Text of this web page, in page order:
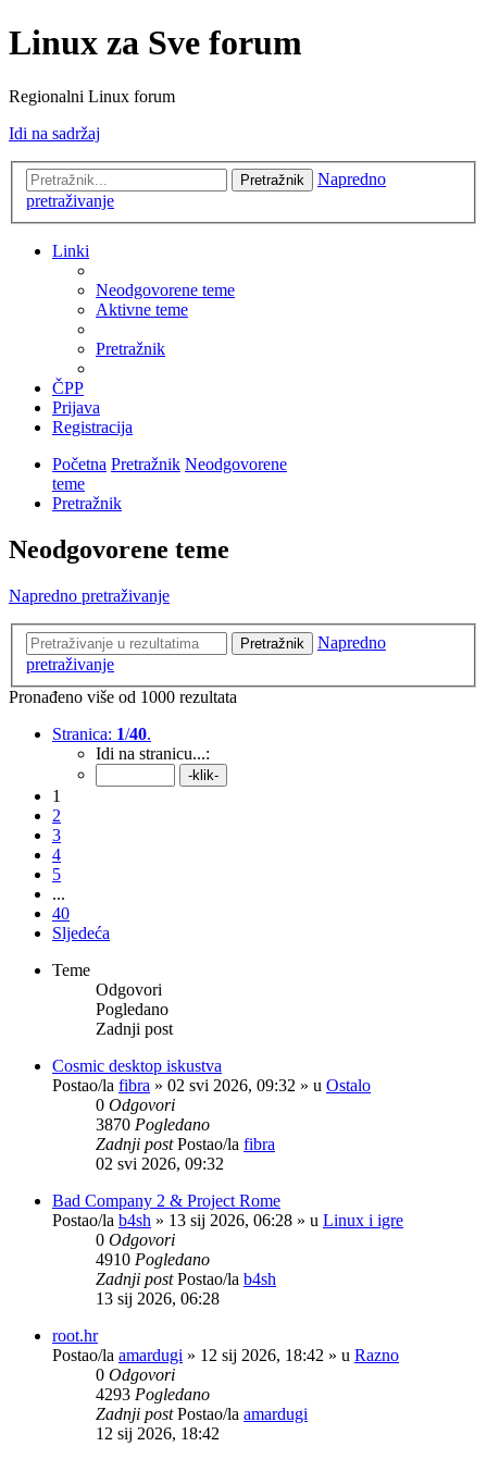
Linux za Sve forum
Regionalni Linux forum
Idi na sadržaj
Pretražnik
Napredno
pretraživanje
Linki
Neodgovorene teme
Aktivne teme
Pretražnik
ČPP
Prijava
Registracija
Početna Pretražnik Neodgovorene
teme
Pretražnik
Neodgovorene teme
Napredno pretraživanje
Pretražnik
Napredno
pretraživanje
Pronađeno više od 1000 rezultata
Stranica: 1/40.
Idi na stranicu...:
1
2
3
4
5
...
40
Sljedeća
Teme
Odgovori
Pogledano
Zadnji post
Cosmic desktop iskustva
Postao/la fibra » 02 svi 2026, 09:32 » u Ostalo
0 Odgovori
3870 Pogledano
Zadnji postPostao/la fibra
02 svi 2026, 09:32
Bad Company 2 & Project Rome
Postao/la b4sh » 13 sij 2026, 06:28 » u Linux i igre
0 Odgovori
4910 Pogledano
Zadnji postPostao/la b4sh
13 sij 2026, 06:28
root.hr
Postao/la amardugi » 12 sij 2026, 18:42 » u Razno
0 Odgovori
4293 Pogledano
Zadnji postPostao/la amardugi
12 sij 2026, 18:42